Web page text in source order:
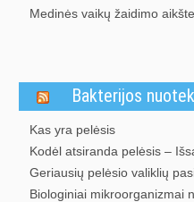
Medinės vaikų žaidimo
Bakterijos
Kas yra pelėsis
Kodėl atsiranda pelėsis –
Geriausių pelėsio valiklių
Biologiniai mikroorganizmai